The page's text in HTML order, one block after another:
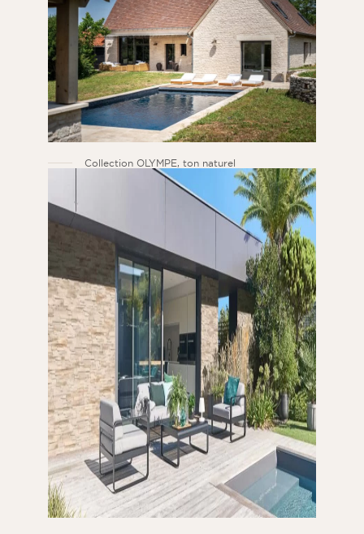
Collection OLYMPE, ton naturel